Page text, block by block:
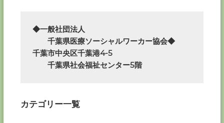
シ
ョ
◆一般社団法人
千葉県医療ソーシャルワーカー協会◆
千葉市中央区千葉港4-5
千葉県社会福祉センター5階
カテゴリー一覧